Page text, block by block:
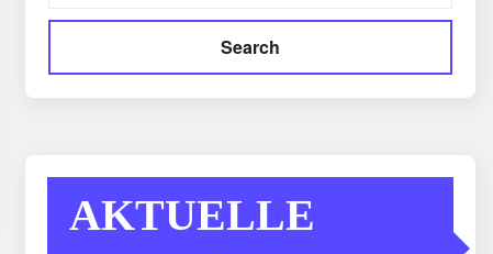
Search
AKTUELLE